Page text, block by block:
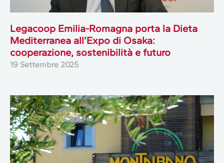
Legacoop Emilia-Romagna porta la Dieta
Mediterranea all’Expo di Osaka:
cooperazione, sostenibilità e futuro
19 Settembre 2025